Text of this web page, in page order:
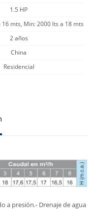
1.5 HP
mts, Min: 2000 lts a 18 mts
2 años
China
Residencial
a presión.- Drenaje de agua